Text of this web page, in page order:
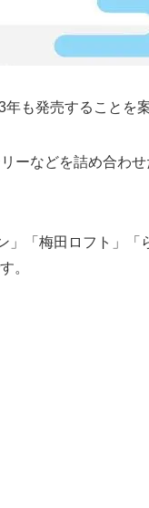
も発売することを
ーなどを詰め合わ
「梅田ロフト」「
。